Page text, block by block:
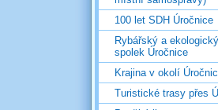
100 let SDH Úročnice
Rybářský a ekologický
spolek Úročnice
Krajina v okolí
Turistické trasy přes